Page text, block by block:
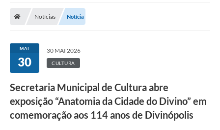
Notícias Notícia
MAI
30
30 MAI 2026
CULTURA
Secretaria Municipal de Cultura abre
exposição “Anatomia da Cidade do Divino” em
comemoração aos 114 anos de Divinópolis